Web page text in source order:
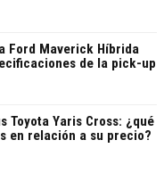
Ford Maverick Híbrida
de la pick-up
Toyota Yaris Cross: ¿qué
en relación a su precio?